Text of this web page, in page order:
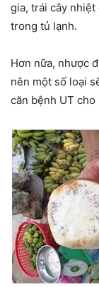
gia, trái cây
trong tủ lạnh.
Hơn nữa, nhược
nên một số loại
căn bệnh UT cho